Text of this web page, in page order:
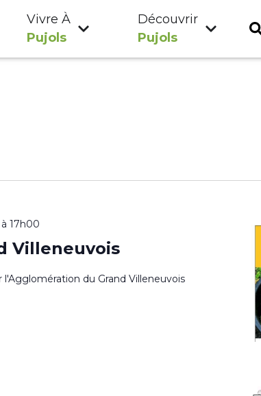
Vivre À
Pujols
Découvrir
Pujols
17h00
Villeneuvois
du Grand Villeneuvois